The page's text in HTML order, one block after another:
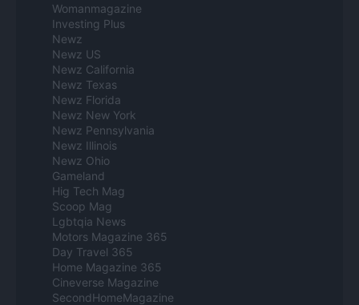
Womanmagazine
Investing Plus
Newz
Newz US
Newz California
Newz Texas
Newz Florida
Newz New York
Newz Pennsylvania
Newz Illinois
Newz Ohio
Gameland
Hig Tech Mag
Scoop Mag
Lgbtqia News
Motors Magazine 365
Day Travel 365
Home Magazine 365
Cineverse Magazine
SecondHomeMagazine